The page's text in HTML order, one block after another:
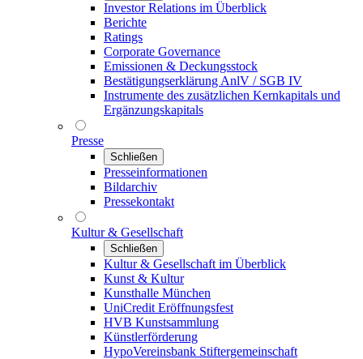
Investor Relations im Überblick
Berichte
Ratings
Corporate Governance
Emissionen & Deckungsstock
Bestätigungserklärung AnlV / SGB IV
Instrumente des zusätzlichen Kernkapitals und
Ergänzungskapitals
Presse
Schließen
Presseinformationen
Bildarchiv
Pressekontakt
Kultur & Gesellschaft
Schließen
Kultur & Gesellschaft im Überblick
Kunst & Kultur
Kunsthalle München
UniCredit Eröffnungsfest
HVB Kunstsammlung
Künstlerförderung
HypoVereinsbank Stiftergemeinschaft